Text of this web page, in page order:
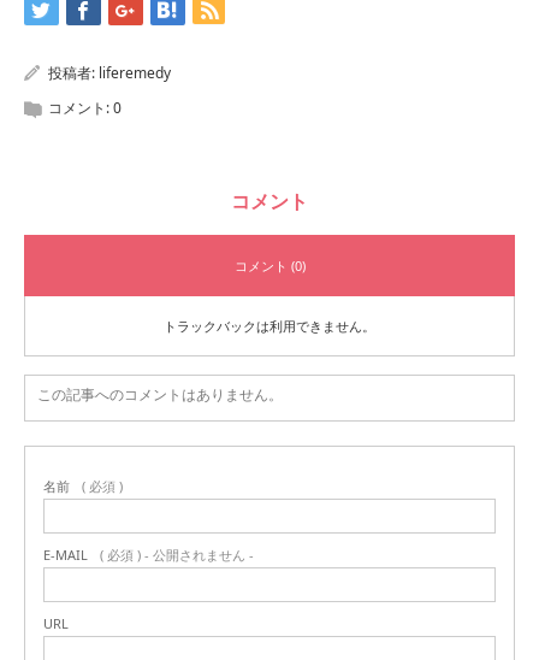
投稿者: liferemedy
コメント:0
コメント
コメント (0)
トラックバックは利用できません。
この記事へのコメントはありません。
名前 ( 必須 )
E-MAIL ( 必須 ) - 公開されません -
URL